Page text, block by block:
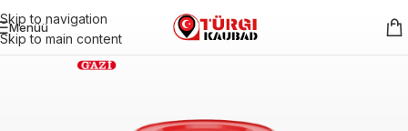
Skip to navigation
Skip to main content
Menüü